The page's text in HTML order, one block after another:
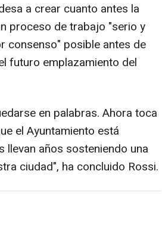
a crear cuanto antes la
proceso de trabajo "serio y
consenso" posible antes de
futuro emplazamiento del
en palabras. Ahora toca
el Ayuntamiento está
llevan años sosteniendo una
ciudad", ha concluido Rossi.